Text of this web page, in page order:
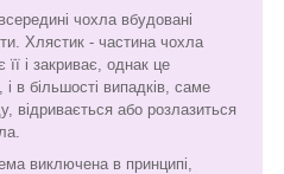
чохла вбудовані
Хлястик - частина чохла
і закриває, однак це
в більшості випадків, саме
відривається або розлазиться
виключена в принципі,